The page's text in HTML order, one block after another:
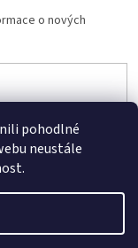
pohodlné
neustále
o nových